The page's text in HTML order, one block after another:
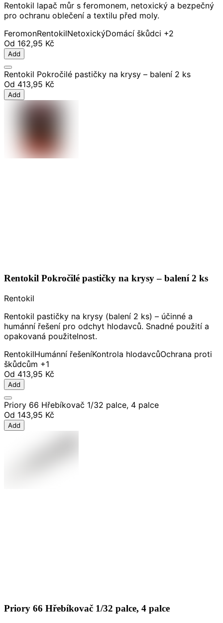
Rentokil lapač můr s feromonem, netoxický a bezpečný
pro ochranu oblečení a textilu před moly.
FeromonRentokilNetoxickýDomácí škůdci +2
Od 162,95 Kč
Add
Rentokil Pokročilé pastičky na krysy – balení 2 ks
Od 413,95 Kč
Add
Rentokil Pokročilé pastičky na krysy – balení 2 ks
Rentokil
Rentokil pastičky na krysy (balení 2 ks) – účinné a
humánní řešení pro odchyt hlodavců. Snadné použití a
opakovaná použitelnost.
RentokilHumánní řešeníKontrola hlodavcůOchrana proti
škůdcům +1
Od 413,95 Kč
Add
Priory 66 Hřebíkovač 1/32 palce, 4 palce
Od 143,95 Kč
Add
Priory 66 Hřebíkovač 1/32 palce, 4 palce